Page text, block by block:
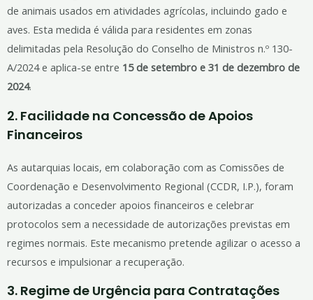
de animais usados em atividades agrícolas, incluindo gado e
aves. Esta medida é válida para residentes em zonas
delimitadas pela Resolução do Conselho de Ministros n.º 130-
A/2024 e aplica-se entre 15 de setembro e 31 de dezembro de
2024.
2. Facilidade na Concessão de Apoios
Financeiros
As autarquias locais, em colaboração com as Comissões de
Coordenação e Desenvolvimento Regional (CCDR, I.P.), foram
autorizadas a conceder apoios financeiros e celebrar
protocolos sem a necessidade de autorizações previstas em
regimes normais. Este mecanismo pretende agilizar o acesso a
recursos e impulsionar a recuperação.
3. Regime de Urgência para Contratações